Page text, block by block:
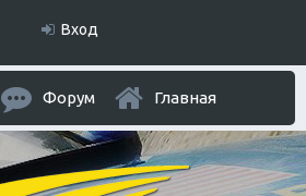
Вход
Форум Главная